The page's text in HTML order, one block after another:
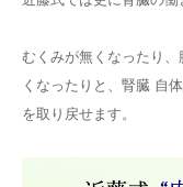
むくみが無くなったり
くなったりと、腎臓 自
を取り戻せます。